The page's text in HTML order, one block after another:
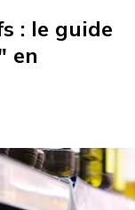
: le guide
en